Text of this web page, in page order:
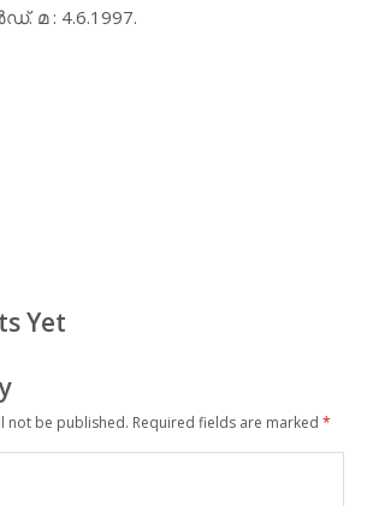
മ : 4.6.1997.
Yet
not be published. Required fields are marked *